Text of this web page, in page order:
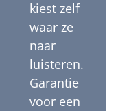
kiest zelf
waar ze
naar
luisteren.
Garantie
voor een